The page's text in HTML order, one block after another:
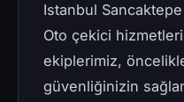
Istanbul
Oto çekici
ekiplerimiz,
güvenliğinizin